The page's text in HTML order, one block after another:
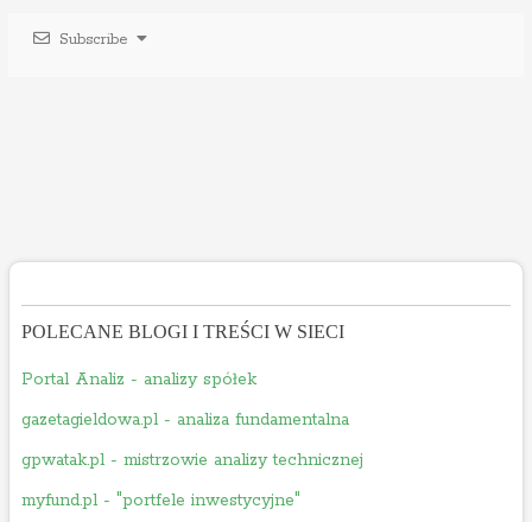
Subscribe
POLECANE BLOGI I TREŚCI W SIECI
Portal Analiz - analizy spółek
gazetagieldowa.pl - analiza fundamentalna
gpwatak.pl - mistrzowie analizy technicznej
myfund.pl - "portfele inwestycyjne"